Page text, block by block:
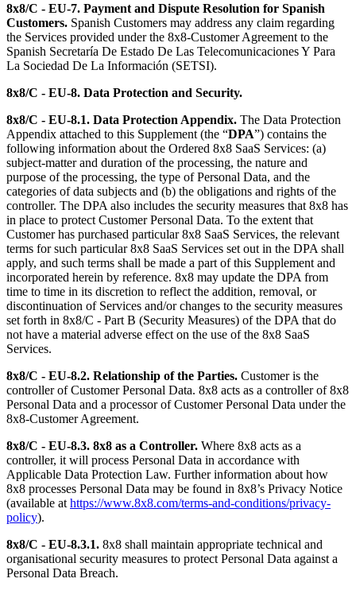
8x8/C - EU-7. Payment and Dispute Resolution for Spanish
Customers. Spanish Customers may address any claim regarding
the Services provided under the 8x8-Customer Agreement to the
Spanish Secretaría De Estado De Las Telecomunicaciones Y Para
La Sociedad De La Información (SETSI).
8x8/C - EU-8. Data Protection and Security.
8x8/C - EU-8.1. Data Protection Appendix. The Data Protection
Appendix attached to this Supplement (the “DPA”) contains the
following information about the Ordered 8x8 SaaS Services: (a)
subject-matter and duration of the processing, the nature and
purpose of the processing, the type of Personal Data, and the
categories of data subjects and (b) the obligations and rights of the
controller. The DPA also includes the security measures that 8x8 has
in place to protect Customer Personal Data. To the extent that
Customer has purchased particular 8x8 SaaS Services, the relevant
terms for such particular 8x8 SaaS Services set out in the DPA shall
apply, and such terms shall be made a part of this Supplement and
incorporated herein by reference. 8x8 may update the DPA from
time to time in its discretion to reflect the addition, removal, or
discontinuation of Services and/or changes to the security measures
set forth in 8x8/C - Part B (Security Measures) of the DPA that do
not have a material adverse effect on the use of the 8x8 SaaS
Services.
8x8/C - EU-8.2. Relationship of the Parties. Customer is the
controller of Customer Personal Data. 8x8 acts as a controller of 8x8
Personal Data and a processor of Customer Personal Data under the
8x8-Customer Agreement.
8x8/C - EU-8.3. 8x8 as a Controller. Where 8x8 acts as a
controller, it will process Personal Data in accordance with
Applicable Data Protection Law. Further information about how
8x8 processes Personal Data may be found in 8x8’s Privacy Notice
(available at https://www.8x8.com/terms-and-conditions/privacy-
policy).
8x8/C - EU-8.3.1. 8x8 shall maintain appropriate technical and
organisational security measures to protect Personal Data against a
Personal Data Breach.